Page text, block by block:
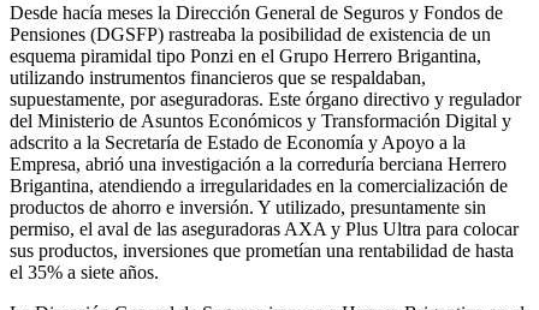
Desde hacía meses la Dirección General de Seguros y Fondos de
Pensiones (DGSFP) rastreaba la posibilidad de existencia de un
esquema piramidal tipo Ponzi en el Grupo Herrero Brigantina,
utilizando instrumentos financieros que se respaldaban,
supuestamente, por aseguradoras. Este órgano directivo y regulador
del Ministerio de Asuntos Económicos y Transformación Digital y
adscrito a la Secretaría de Estado de Economía y Apoyo a la
Empresa, abrió una investigación a la correduría berciana Herrero
Brigantina, atendiendo a irregularidades en la comercialización de
productos de ahorro e inversión. Y utilizado, presuntamente sin
permiso, el aval de las aseguradoras AXA y Plus Ultra para colocar
sus productos, inversiones que prometían una rentabilidad de hasta
el 35% a siete años.